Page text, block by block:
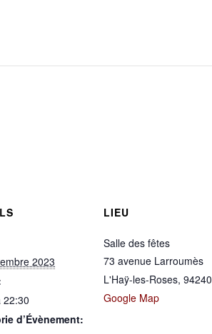
2023
22:30
d’Évènement:
LIEU
Salle des fêtes
73 avenue Larroumès
L'Haÿ-les-Roses, 94240
Google Map